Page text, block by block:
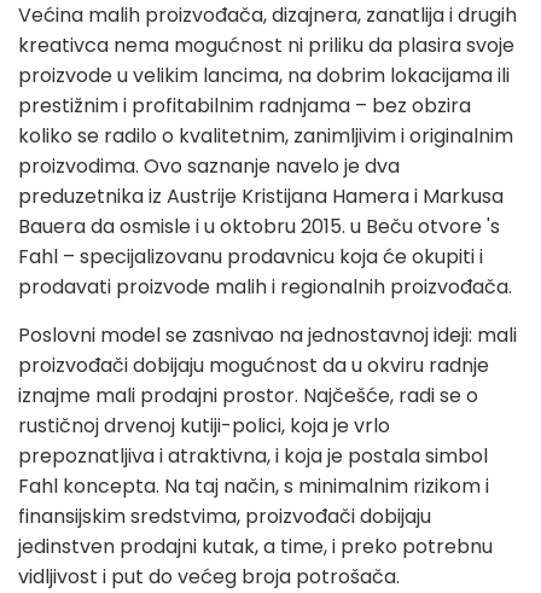
Većina malih proizvođača, dizajnera, zanatlija i drugih
kreativca nema mogućnost ni priliku da plasira svoje
proizvode u velikim lancima, na dobrim lokacijama ili
prestižnim i profitabilnim radnjama – bez obzira
koliko se radilo o kvalitetnim, zanimljivim i originalnim
proizvodima. Ovo saznanje navelo je dva
preduzetnika iz Austrije Kristijana Hamera i Markusa
Bauera da osmisle i u oktobru 2015. u Beču otvore 's
Fahl – specijalizovanu prodavnicu koja će okupiti i
prodavati proizvode malih i regionalnih proizvođača.
Poslovni model se zasnivao na jednostavnoj ideji: mali
proizvođači dobijaju mogućnost da u okviru radnje
iznajme mali prodajni prostor. Najčešće, radi se o
rustičnoj drvenoj kutiji-polici, koja je vrlo
prepoznatljiva i atraktivna, i koja je postala simbol
Fahl koncepta. Na taj način, s minimalnim rizikom i
finansijskim sredstvima, proizvođači dobijaju
jedinstven prodajni kutak, a time, i preko potrebnu
vidljivost i put do većeg broja potrošača.